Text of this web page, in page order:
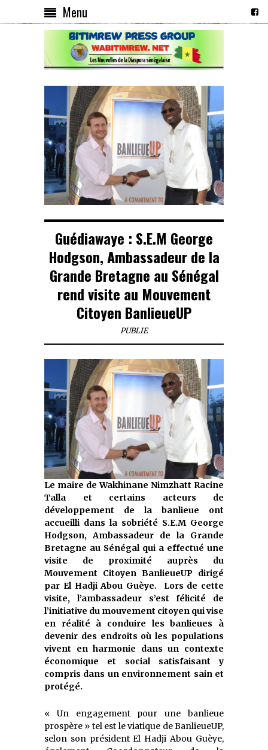
Menu
Guédiawaye : S.E.M George
Hodgson, Ambassadeur de la
Grande Bretagne au Sénégal
rend visite au Mouvement
Citoyen BanlieueUP
PUBLIE
Le maire de Wakhinane Nimzhatt Racine
Talla et certains acteurs de
développement de la banlieue ont
accueilli dans la sobriété S.E.M George
Hodgson, Ambassadeur de la Grande
Bretagne au Sénégal qui a effectué une
visite de proximité auprès du
Mouvement Citoyen BanlieueUP dirigé
par El Hadji Abou Guèye. Lors de cette
visite, l’ambassadeur s’est félicité de
l’initiative du mouvement citoyen qui vise
en réalité à conduire les banlieues à
devenir des endroits où les populations
vivent en harmonie dans un contexte
économique et social satisfaisant y
compris dans un environnement sain et
protégé.
« Un engagement pour une banlieue
prospère » tel est le viatique de BanlieueUP,
selon son président El Hadji Abou Guèye,